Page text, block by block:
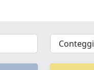
{{
__('Sort')
}}